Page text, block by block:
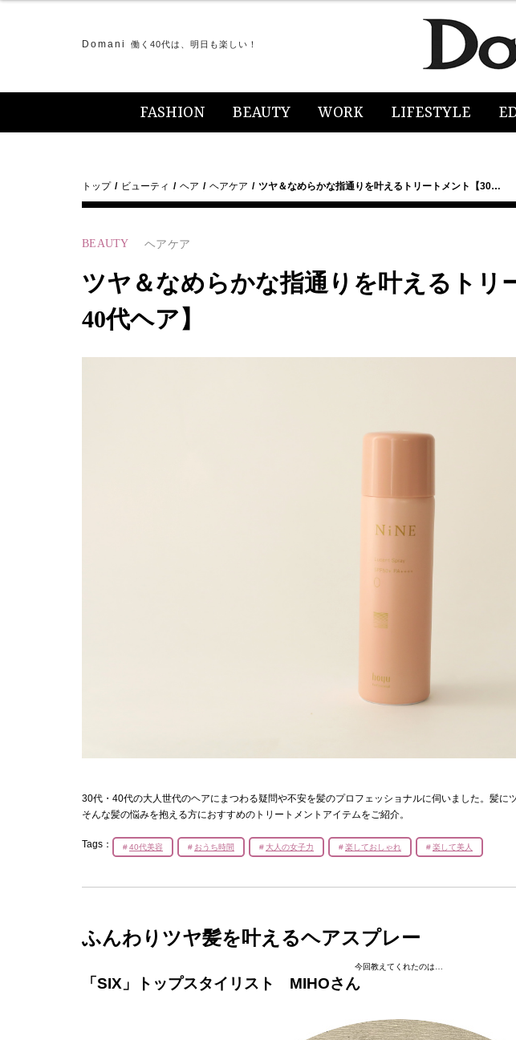
Domani 働く40代は、明日も楽しい！
FASHION BEAUTY WORK LIFESTYLE
トップ ビューティ ヘア ヘアケア ツヤ＆なめらかな指通りを叶えるトリートメント【30…
BEAUTY ヘアケア
ツヤ＆なめらかな指通りを叶えるトリ
40代ヘア】
30代・40代の大人世代のヘアにまつわる疑問や不安を髪のプロフェッショナルに伺いました。髪
そんな髪の悩みを抱える方におすすめのトリートメントアイテムをご紹介。
Tags： 40代美容 おうち時間 大人の女子力 楽しておしゃれ 楽して美人
ふんわりツヤ髪を叶えるヘアスプレー
今回教えてくれたのは…
「SIX」トップスタイリスト MIHOさん